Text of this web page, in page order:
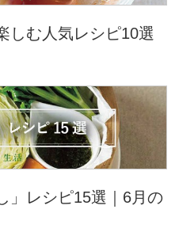
しむ人気レシピ10選
」レシピ15選｜6月の